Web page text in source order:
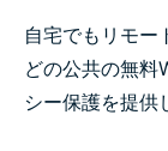
自宅でもリモー
どの公共の無料
シー保護を提供